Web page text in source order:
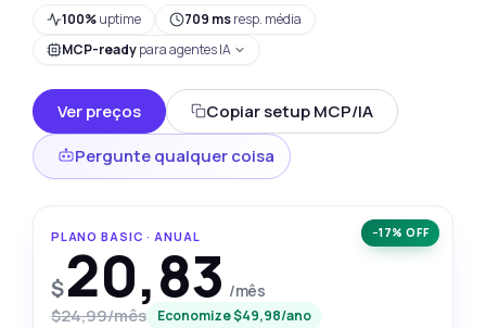
100%uptime 709 msresp. média
MCP-readypara agentes IA
Ver preços
Copiar setup MCP/IA
Pergunte qualquer coisa
−17% OFF
PLANO BASIC · ANUAL
$20,83 /mês
$24,99/mês Economize $49,98/ano